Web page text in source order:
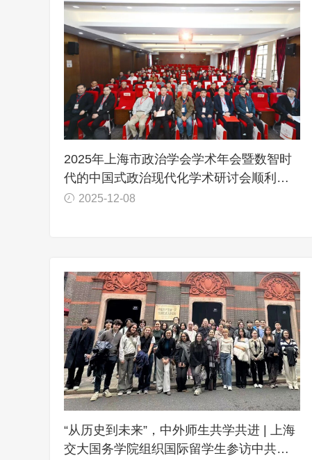
2025年上海市政治学会学术年会暨数智时
代的中国式政治现代化学术研讨会顺利举
行 2025-12-08
“从历史到未来”，中外师生共学共进 | 上海
交大国务学院组织国际留学生参访中共一